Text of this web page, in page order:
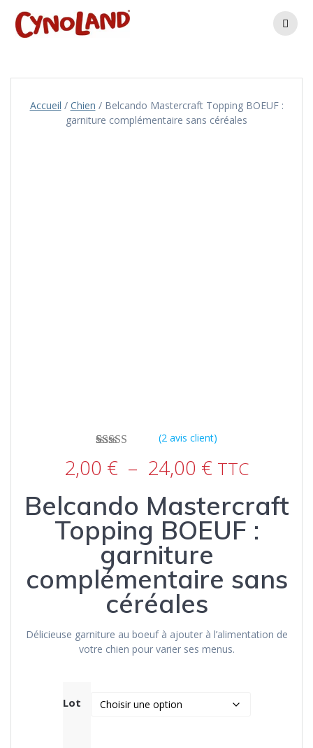
Accueil / Chien / Belcando Mastercraft Topping BOEUF :
garniture complémentaire sans céréales
5 basé sur
notations
(2 avis client)
2,00 € – 24,00 €Plage
de
prix :
2,00 €
à
24,00 €
TTC
Belcando Mastercraft
Topping BOEUF :
garniture
complémentaire sans
céréales
Délicieuse garniture au boeuf à ajouter à l’alimentation de
votre chien pour varier ses menus.
Lot